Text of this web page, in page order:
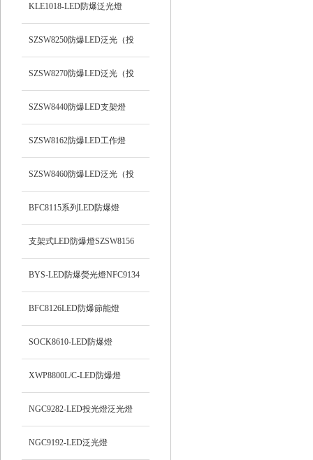
支架式
KLE1018-LED防爆泛光燈
SZSW8250防爆LED泛光（投
光）工作燈
SZSW8270防爆LED泛光（投
光）燈
SZSW8440防爆LED支架燈
SZSW8162防爆LED工作燈
SZSW8460防爆LED泛光（投
光）工作燈
BFC8115系列LED防爆燈
支架式LED防爆燈SZSW8156
BYS-LED防爆熒光燈NFC9134
BFC8126LED防爆節能燈
SOCK8610-LED防爆燈
XWP8800L/C-LED防爆燈
NGC9282-LED投光燈泛光燈
NGC9192-LED泛光燈